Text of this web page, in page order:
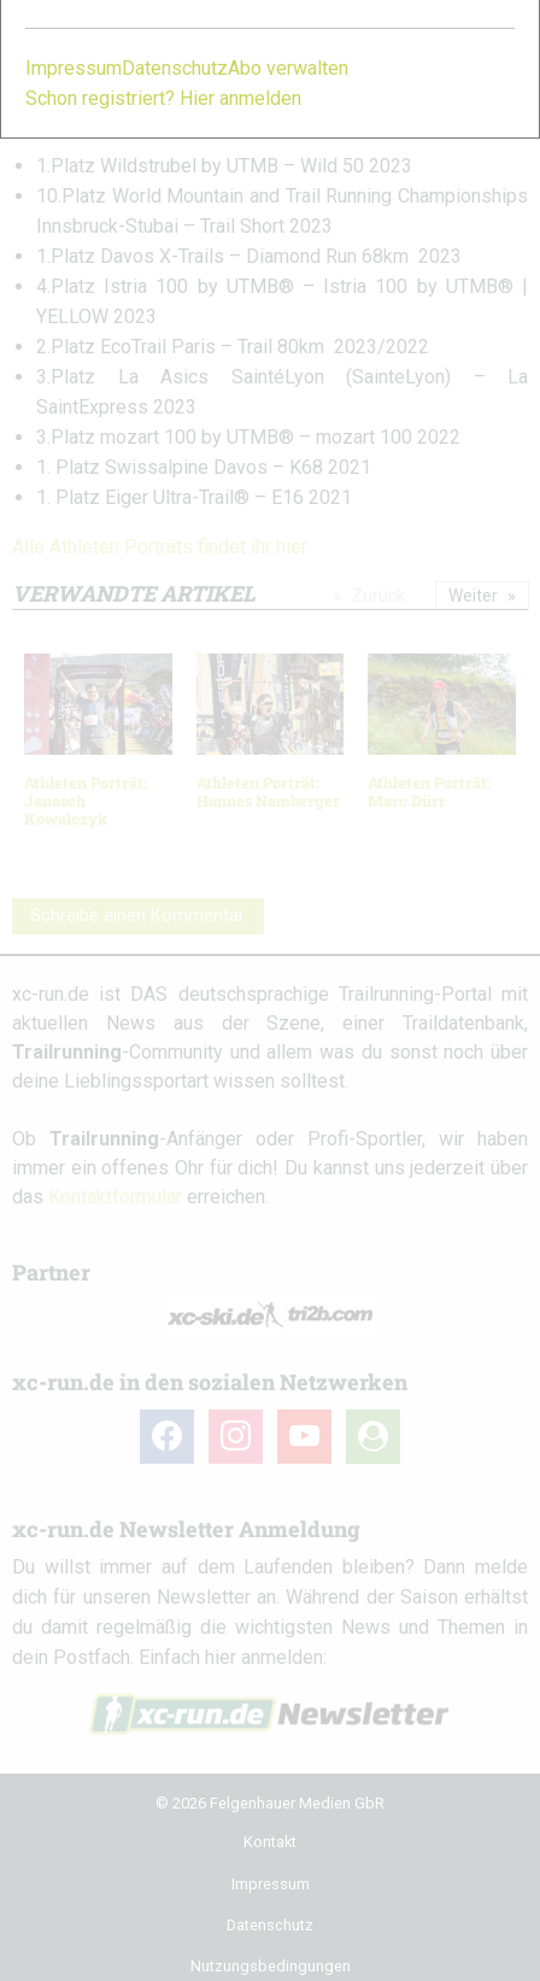
ITRA- Index: 890 P
1.Platz Wildstrubel by UTMB – Wild 50 2023
10.Platz World Mountain and Trail Running Championships
Innsbruck-Stubai – Trail Short 2023
1.Platz Davos X-Trails – Diamond Run 68km 2023
4.Platz Istria 100 by UTMB® – Istria 100 by UTMB® |
YELLOW 2023
2.Platz EcoTrail Paris – Trail 80km 2023/2022
3.Platz La Asics SaintéLyon (SainteLyon) – La
SaintExpress 2023
3.Platz mozart 100 by UTMB® – mozart 100 2022
1. Platz Swissalpine Davos – K68 2021
1. Platz Eiger Ultra-Trail® – E16 2021
Alle Athleten Porträts findet ihr hier
VERWANDTE ARTIKEL
Athleten Porträt:
Janosch
Kowalczyk
Athleten Porträt:
Hannes Namberger
Athleten Porträt:
Marc Dürr
Weiter
Schreibe einen Kommentar
xc-run.de ist DAS deutschsprachige Trailrunning-Portal mit
aktuellen News aus der Szene, einer Traildatenbank,
Trailrunning-Community und allem was du sonst noch über
deine Lieblingssportart wissen solltest.
Ob Trailrunning-Anfänger oder Profi-Sportler, wir haben
immer ein offenes Ohr für dich! Du kannst uns jederzeit über
das Kontaktformular erreichen.
Partner
xc-run.de in den sozialen Netzwerken
facebook instagramyoutube
user-
circle
xc-run.de Newsletter Anmeldung
Du willst immer auf dem Laufenden bleiben? Dann melde
dich für unseren Newsletter an. Während der Saison erhältst
du damit regelmäßig die wichtigsten News und Themen in
dein Postfach. Einfach hier anmelden:
© 2026 Felgenhauer Medien GbR
Kontakt
Impressum
Datenschutz
Nutzungsbedingungen
Impressum DatenschutzAbo verwalten
Schon registriert? Hier anmelden